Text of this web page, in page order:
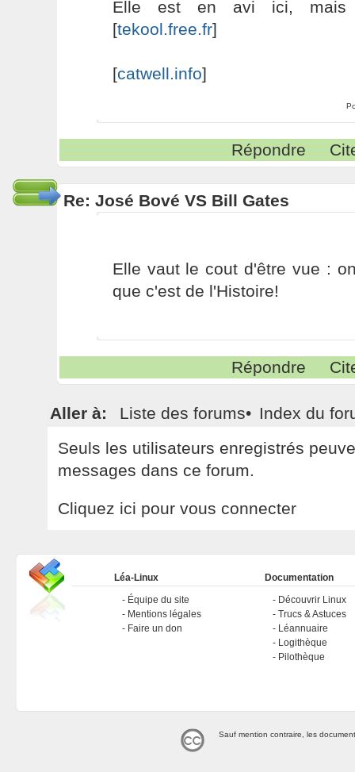
Elle est en avi ici,
[tekool.free.fr]
[catwell.info]
Répondre
Re: José Bové VS Bill Gates
Elle vaut le cout d'être vue :
que c'est de l'Histoire!
Répondre
Aller à: Liste des forums• Index du
Seuls les utilisateurs enregistrés
messages dans ce forum.
Cliquez ici pour vous connecter
Léa-Linux
Équipe du site
Mentions légales
Faire un don
Documentation
Découvrir Linux
Trucs & Astuces
Léannuaire
Logithèque
Pilothèque
Sauf mention contraire, les